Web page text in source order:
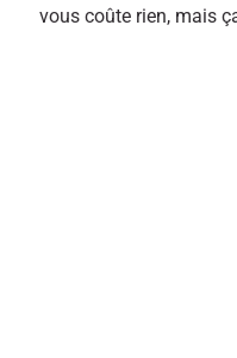
vous coûte rien, mais